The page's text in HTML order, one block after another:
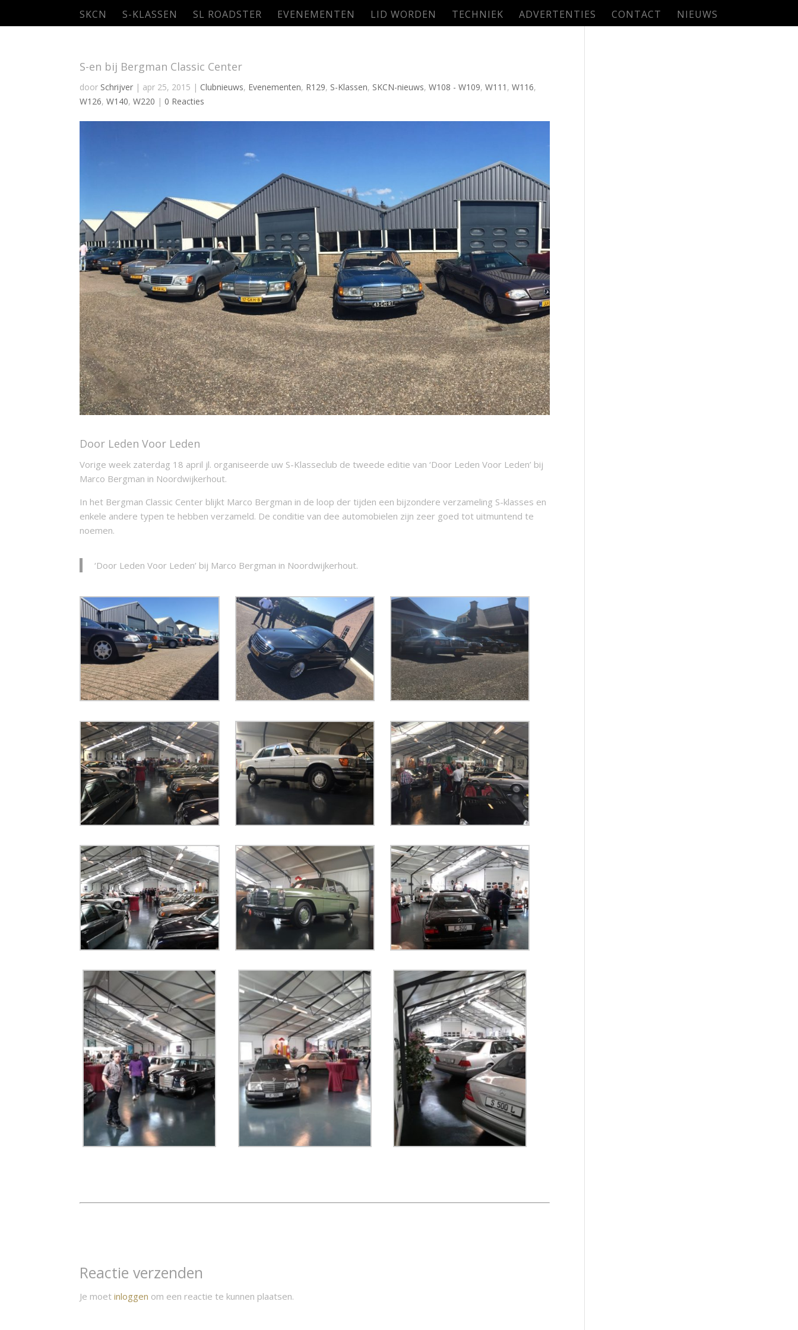
SKCN S-KLASSEN SL ROADSTER EVENEMENTEN LID WORDEN TECHNIEK ADVERTENTIES CONTACT NIEUWS
S-en bij Bergman Classic Center
door Schrijver | apr 25, 2015 | Clubnieuws, Evenementen, R129, S-Klassen, SKCN-nieuws,W108 - W109,W111 ,W116,
W126,W140,W220 | 0 Reacties
Door Leden Voor Leden
Vorige week zaterdag 18 april jl. organiseerde uw S-Klasseclub de tweede editie van ‘Door Leden Voor Leden’ bij
Marco Bergman in Noordwijkerhout.
In het Bergman Classic Center blijkt Marco Bergman in de loop der tijden een bijzondere verzameling S-klasses en
enkele andere typen te hebben verzameld. De conditie van dee automobielen zijn zeer goed tot uitmuntend te
noemen.
‘Door Leden Voor Leden’ bij Marco Bergman in Noordwijkerhout.
Reactie verzenden
Je moetinloggen om een reactie te kunnen plaatsen.